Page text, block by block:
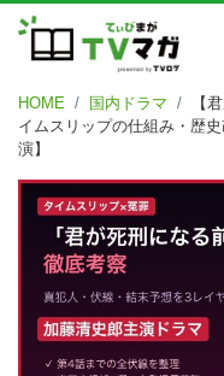
HOME 国内ドラマ
【
イムスリップの仕組み・歴
演】